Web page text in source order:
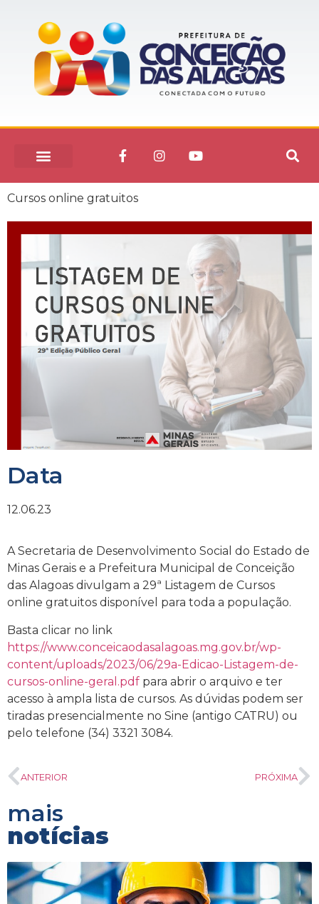
Cursos online gratuitos
Data
12.06.23
A Secretaria de Desenvolvimento Social do Estado de
Minas Gerais e a Prefeitura Municipal de Conceição
das Alagoas divulgam a 29ª Listagem de Cursos
online gratuitos disponível para toda a população.
Basta clicar no link
https://www.conceicaodasalagoas.mg.gov.br/wp-
content/uploads/2023/06/29a-Edicao-Listagem-de-
cursos-online-geral.pdf para abrir o arquivo e ter
acesso à ampla lista de cursos. As dúvidas podem ser
tiradas presencialmente no Sine (antigo CATRU) ou
pelo telefone (34) 3321 3084.
ANTERIOR PRÓXIMA
mais
notícias